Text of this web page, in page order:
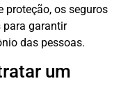
proteção, os seguros
para garantir
das pessoas.
um